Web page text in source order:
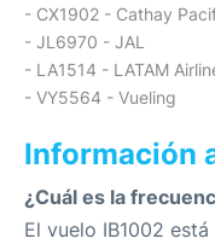
- CX1902 - Cathay
- JL6970 - JAL
- LA1514 - LATAM
- VY5564 - Vueling
Información
¿Cuál es la
El vuelo IB1002